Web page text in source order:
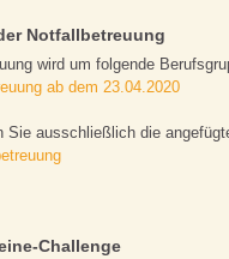
Notfallbetreuung
wird um folgende
ab dem 23.04.2020
Sie ausschließlich die
Challenge